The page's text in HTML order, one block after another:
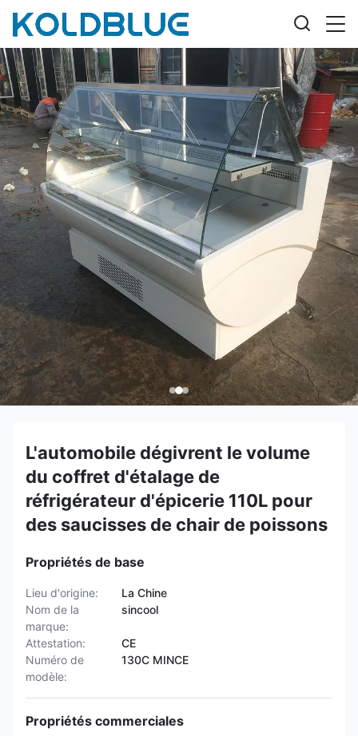
L'automobile dégivrent le volume
du coffret d'étalage de
réfrigérateur d'épicerie 110L pour
des saucisses de chair de poissons
Propriétés de base
Lieu d'origine:
La Chine
Nom de la
marque:
sincool
Attestation:
CE
Numéro de
modèle:
130C MINCE
Propriétés commerciales